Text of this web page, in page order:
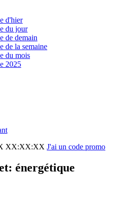
d'hier
du jour
de demain
de la semaine
du mois
2025
XX:XX:XX J'ai un code promo
énergétique